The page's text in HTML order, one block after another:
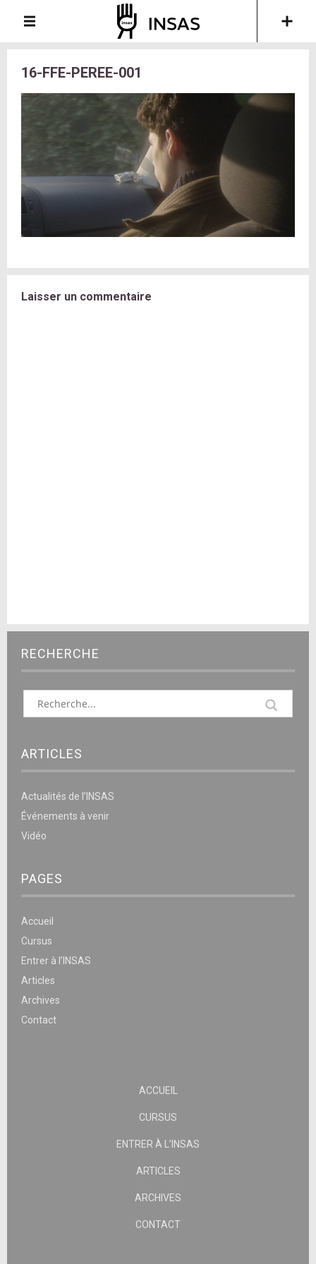
16-FFE-PEREE-001
Laisser un commentaire
RECHERCHE
ARTICLES
Actualités de l’INSAS
Événements à venir
Vidéo
PAGES
Accueil
Cursus
Entrer à l’INSAS
Articles
Archives
Contact
ACCUEIL
CURSUS
ENTRER À L’INSAS
ARTICLES
ARCHIVES
CONTACT